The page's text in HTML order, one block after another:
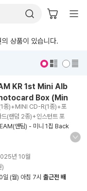
의 상품이 있습니다.
KR 1st Mini Alb
Box (Min
종)+MINI CD-R(1종)+포
(랜덤 2종)+인스턴트 포
앤팀) - 미니 1집 Back
년 10월
)
일 (월) 아침 7시 출근전 배